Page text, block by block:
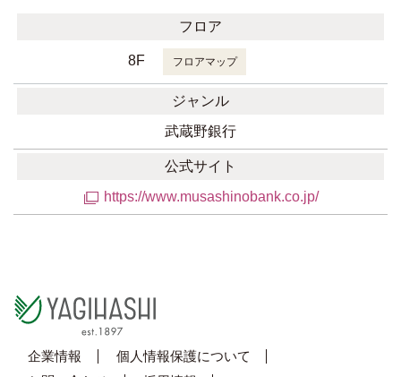
フロア
8F フロアマップ
ジャンル
武蔵野銀行
公式サイト
https://www.musashinobank.co.jp/
企業情報
個人情報保護について